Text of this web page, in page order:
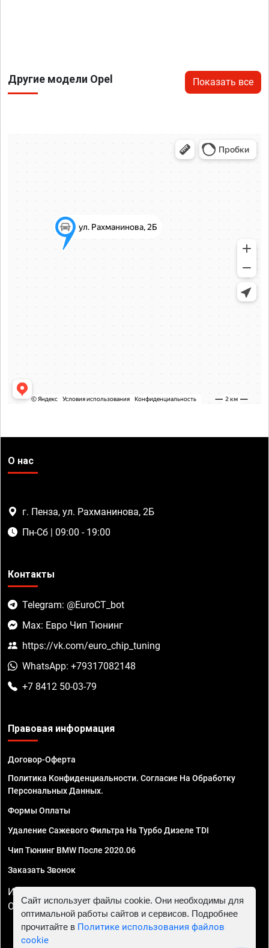
Другие модели Opel Показать все
О нас
г. Пенза, ул. Рахманинова, 2Б
Пн-Сб | 09:00 - 19:00
Контакты
Telegram: @EuroCT_bot
Max: Евро Чип Тюнинг
https://vk.com/euro_chip_tuning
WhatsApp: +79317082148
+7 8412 50-03-79
Правовая информация
Договор-Оферта
Политика Конфиденциальности. Согласие На Обработку
Персональных Данных.
Формы Оплаты
Удаление Сажевого Фильтра На Турбо Дизеле TDI
Чип Тюнинг BMW После 2020.06
Заказать Звонок
ИП Смирнов Георгий Павлович. ИНН 781302555843,
ОГРНИП 324470400032610
Сайт использует файлы cookie. Они необходимы для
оптимальной работы сайтов и сервисов. Подробнее
прочитайте в Политике использования файлов
cookie